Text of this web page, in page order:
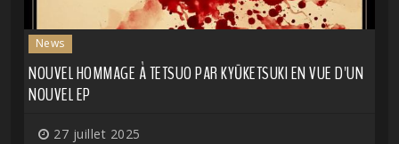
News
NOUVEL HOMMAGE À TETSUO PAR KYŪKETSUKI EN VUE D'UN
NOUVEL EP
27 juillet 2025